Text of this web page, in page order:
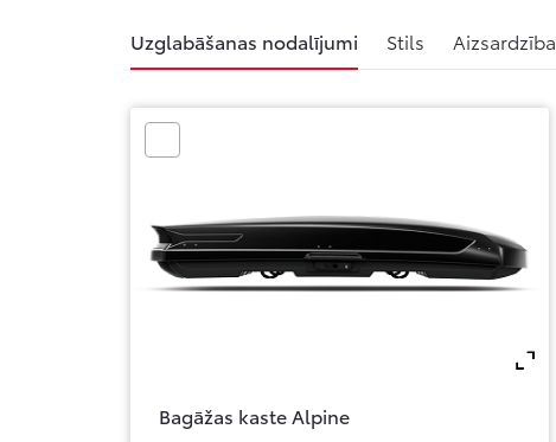
Uzglabāšanas nodalījumi Stils Aizsardzība
Bagāžas kaste Alpine